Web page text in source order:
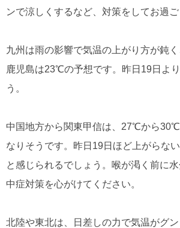
ンで涼しくするなど、対策をしてお過ご
九州は雨の影響で気温の上がり方が鈍
鹿児島は23℃の予想です。昨日19日よ
う。
中国地方から関東甲信は、27℃から30℃
なりそうです。昨日19日ほど上がらな
と感じられるでしょう。喉が渇く前に
中症対策を心がけてください。
北陸や東北は、日差しの力で気温がグ